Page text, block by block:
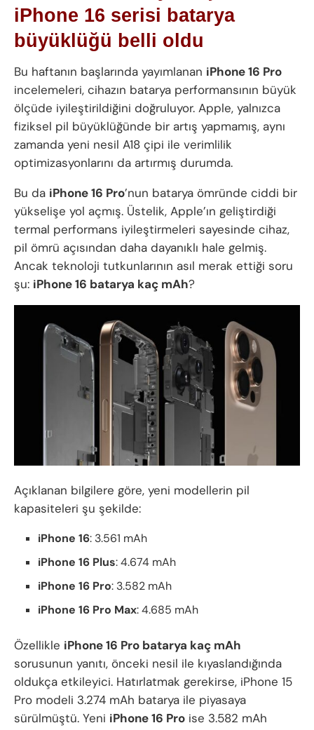
iPhone 16 serisi batarya
büyüklüğü belli oldu
Bu haftanın başlarında yayımlanan iPhone 16 Pro
incelemeleri, cihazın batarya performansının büyük
ölçüde iyileştirildiğini doğruluyor. Apple, yalnızca
fiziksel pil büyüklüğünde bir artış yapmamış, aynı
zamanda yeni nesil A18 çipi ile verimlilik
optimizasyonlarını da artırmış durumda.
Bu da iPhone 16 Pro’nun batarya ömründe ciddi bir
yükselişe yol açmış. Üstelik, Apple’ın geliştirdiği
termal performans iyileştirmeleri sayesinde cihaz,
pil ömrü açısından daha dayanıklı hale gelmiş.
Ancak teknoloji tutkunlarının asıl merak ettiği soru
şu: iPhone 16 batarya kaç mAh?
Açıklanan bilgilere göre, yeni modellerin pil
kapasiteleri şu şekilde:
iPhone 16: 3.561 mAh
iPhone 16 Plus: 4.674 mAh
iPhone 16 Pro: 3.582 mAh
iPhone 16 Pro Max: 4.685 mAh
Özellikle iPhone 16 Pro batarya kaç mAh
sorusunun yanıtı, önceki nesil ile kıyaslandığında
oldukça etkileyici. Hatırlatmak gerekirse, iPhone 15
Pro modeli 3.274 mAh batarya ile piyasaya
sürülmüştü. Yeni iPhone 16 Pro ise 3.582 mAh